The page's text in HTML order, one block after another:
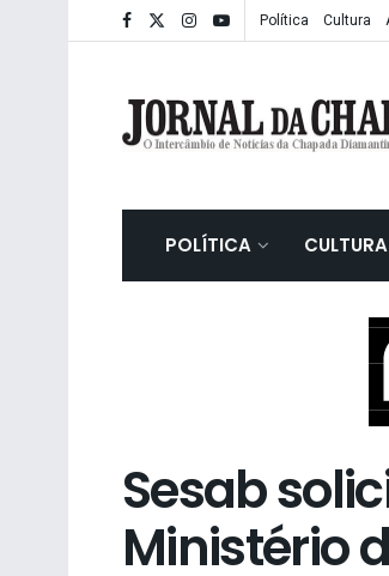
Política Cultura
POLÍTICA CULTURA
Sesab
Ministério